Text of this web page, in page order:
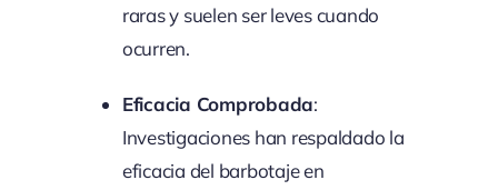
raras y suelen ser leves cuando
ocurren.
Eficacia Comprobada:
Investigaciones han respaldado la
eficacia del barbotaje en